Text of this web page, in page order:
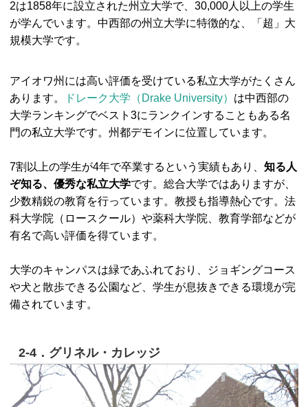
2は1858年に設立された州立大学で、30,000人以上の学生
が学んでいます。中西部の州立大学に特徴的な、「超」大
規模大学です。
アイオワ州には高い評価を受けている私立大学がたくさん
あります。
ドレーク大学（Drake University） は中西部の
大学ランキングでベスト3にランクインすることもある名
門の私立大学です。州都デモインに位置しています。
7割以上の学生が4年で卒業するという実績もあり、 知る人
ぞ知る、優秀な私立大学です。総合大学ではありますが、
少数精鋭の教育を行っています。教授も指導熱心です。法
科大学院（ロースクール）や薬科大学院、教育学部などが
有名で高い評価を得ています。
大学のキャンパスは緑であふれており、ジョギングコース
や犬と散歩できる公園など、学生が息抜きできる環境が完
備されています。
2-4．グリネル・カレッジ